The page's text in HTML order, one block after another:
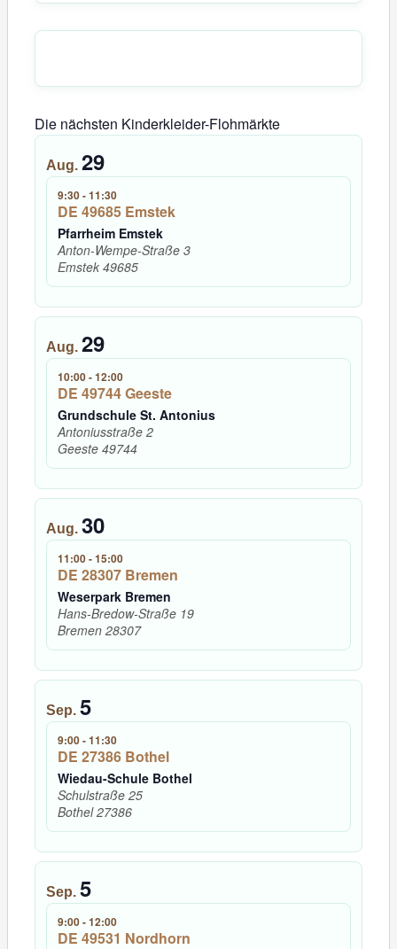
Die nächsten Kinderkleider-Flohmärkte
Aug. 29
9:30-11:30
DE 49685 Emstek
Pfarrheim Emstek
Anton-Wempe-Straße 3
Emstek 49685
Aug. 29
10:00-12:00
DE 49744 Geeste
Grundschule St. Antonius
Antoniusstraße 2
Geeste 49744
Aug. 30
11:00-15:00
DE 28307 Bremen
Weserpark Bremen
Hans-Bredow-Straße 19
Bremen 28307
Sep. 5
9:00-11:30
DE 27386 Bothel
Wiedau-Schule Bothel
Schulstraße 25
Bothel27386
Sep. 5
9:00-12:00
DE 49531 Nordhorn